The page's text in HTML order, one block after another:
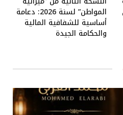
المواطن” لسنة 2026: دعامة
أساسية للشفافية المالية
والحكامة الجيدة